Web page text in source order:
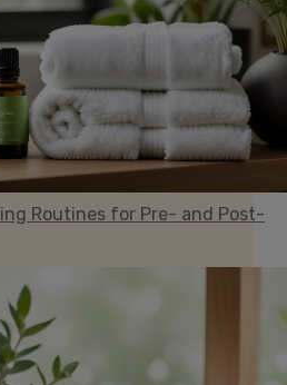
Routines for Pre- and Post-